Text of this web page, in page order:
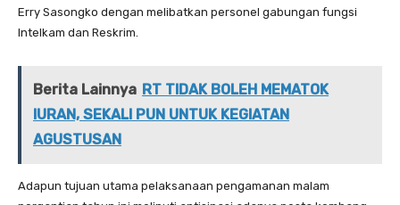
Erry Sasongko dengan melibatkan personel gabungan fungsi
Intelkam dan Reskrim.
Berita Lainnya RT TIDAK BOLEH MEMATOK
IURAN, SEKALI PUN UNTUK KEGIATAN
AGUSTUSAN
Adapun tujuan utama pelaksanaan pengamanan malam